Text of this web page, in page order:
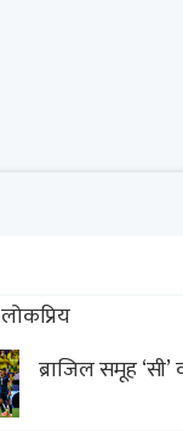
लोकप्रिय
ब्राजिल समूह ‘सी’